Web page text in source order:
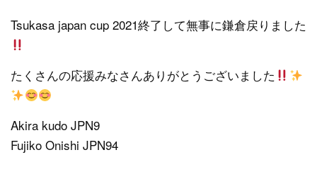
Tsukasa japan cup 2021終了して無事に鎌倉戻りました
たくさんの応援みなさんありがとうございました
Akira kudo JPN9
Fujiko Onishi JPN94